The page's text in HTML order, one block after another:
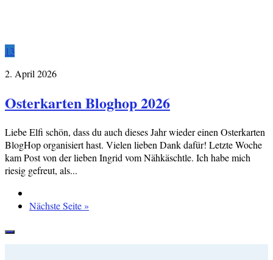
13
2. April 2026
Osterkarten Bloghop 2026
Liebe Elfi schön, dass du auch dieses Jahr wieder einen Osterkarten
BlogHop organisiert hast. Vielen lieben Dank dafür! Letzte Woche
kam Post von der lieben Ingrid vom Nähkäschtle. Ich habe mich
riesig gefreut, als...
Nächste Seite »